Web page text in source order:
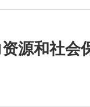
源和社会